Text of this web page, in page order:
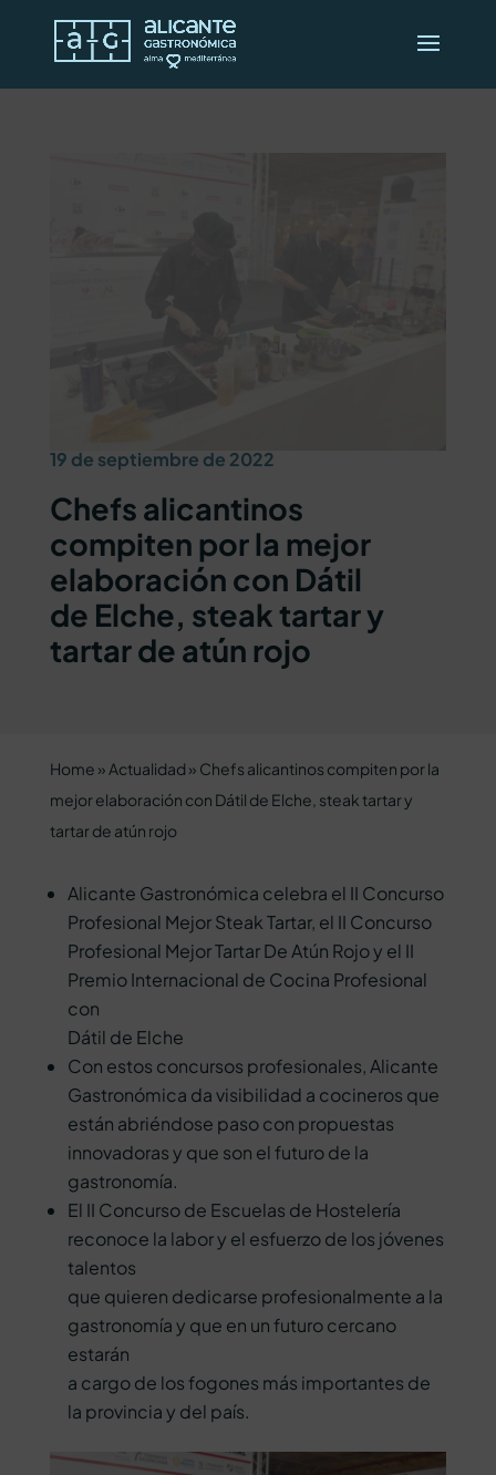
19 de septiembre de 2022
Chefs alicantinos
compiten por la mejor
elaboración con Dátil
de Elche, steak tartar y
tartar de atún rojo
Home » Actualidad » Chefs alicantinos compiten por la
mejor elaboración con Dátil de Elche, steak tartar y
tartar de atún rojo
Alicante Gastronómica celebra el II Concurso
Profesional Mejor Steak Tartar, el II Concurso
Profesional Mejor Tartar De Atún Rojo y el II
Premio Internacional de Cocina Profesional
con
Dátil de Elche
Con estos concursos profesionales, Alicante
Gastronómica da visibilidad a cocineros que
están abriéndose paso con propuestas
innovadoras y que son el futuro de la
gastronomía.
El II Concurso de Escuelas de Hostelería
reconoce la labor y el esfuerzo de los jóvenes
talentos
que quieren dedicarse profesionalmente a la
gastronomía y que en un futuro cercano
estarán
a cargo de los fogones más importantes de
la provincia y del país.